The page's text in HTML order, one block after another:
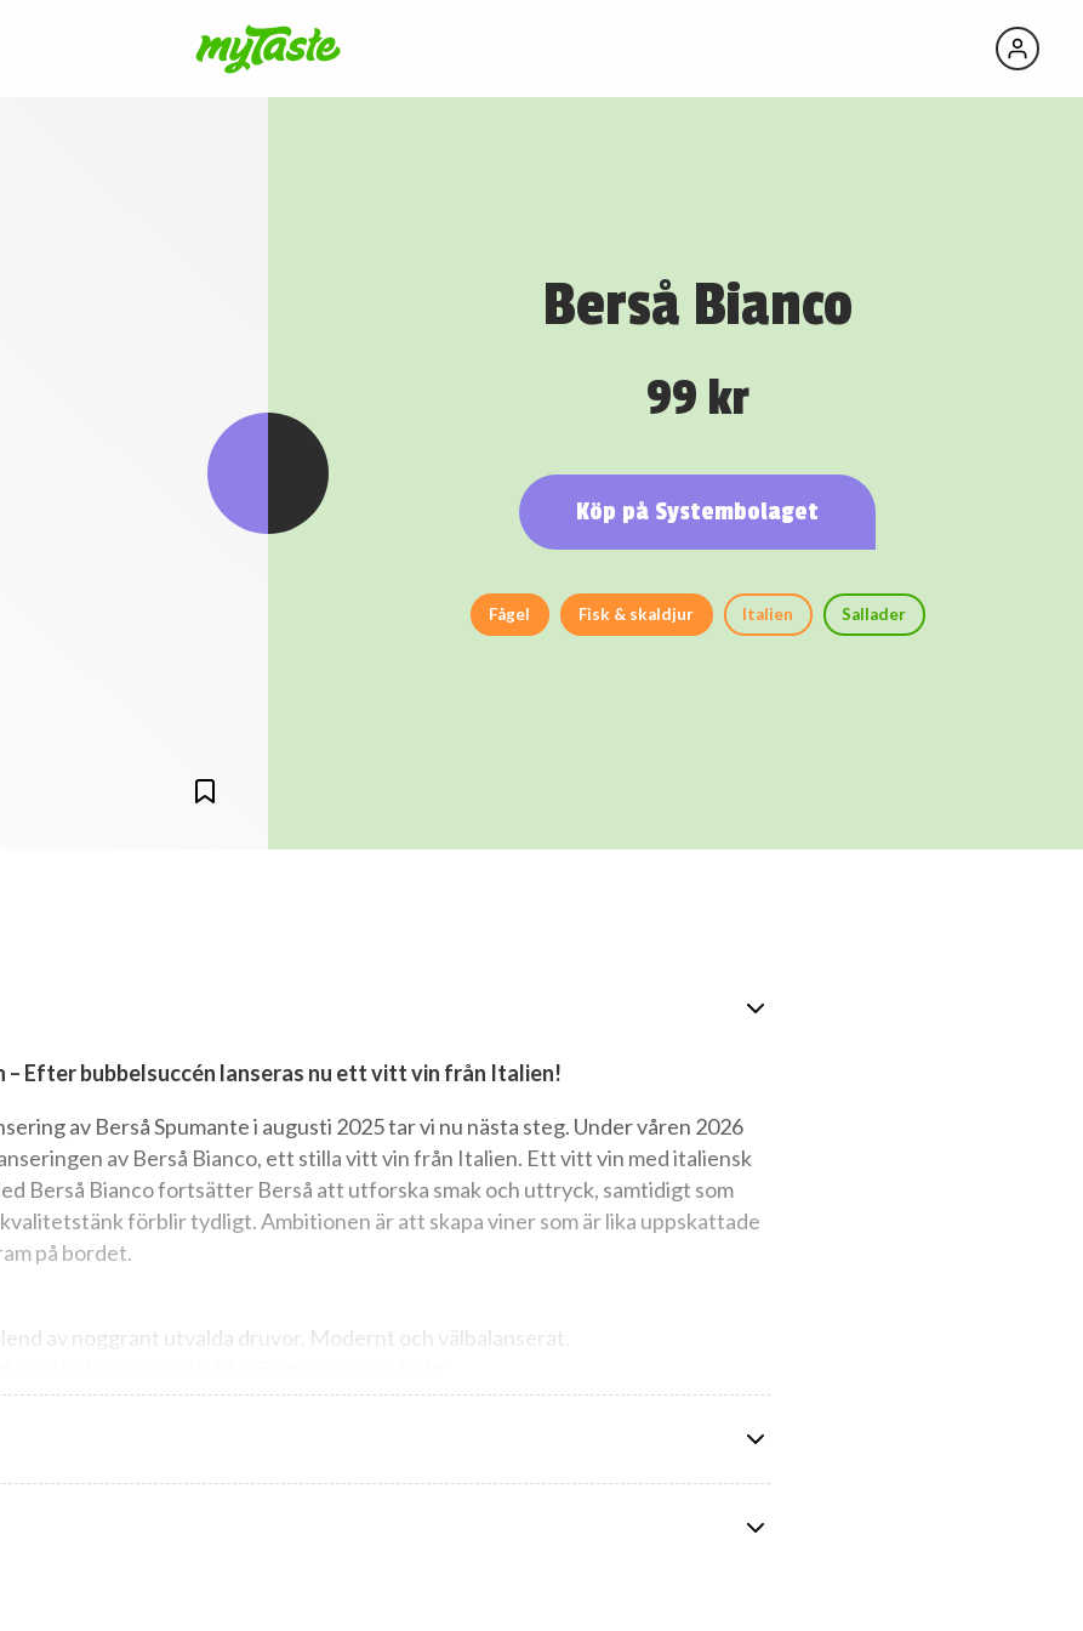
Berså Bianco
99 kr
Köp på Systembolaget
Fågel Fisk & skaldjur Italien Sallader
– Efter bubbelsuccén lanseras nu ett vitt vin från Italien!
av Berså Spumante i augusti 2025 tar vi nu nästa steg. Under våren 2026
av Berså Bianco, ett stilla vitt vin från Italien. Ett vitt vin med italiensk
Berså Bianco fortsätter Berså att utforska smak och uttryck, samtidigt som
förblir tydligt. Ambitionen är att skapa viner som är lika uppskattade
på bordet.
av noggrant utvalda druvor. Modernt och välbalanserat.
som aperitif, på mingel som till middagsbordet. Serveras med fördel till grillad
och somriga sallader.